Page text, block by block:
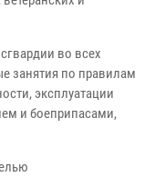
во всех
занятия по правилам
эксплуатации
и боеприпасами,